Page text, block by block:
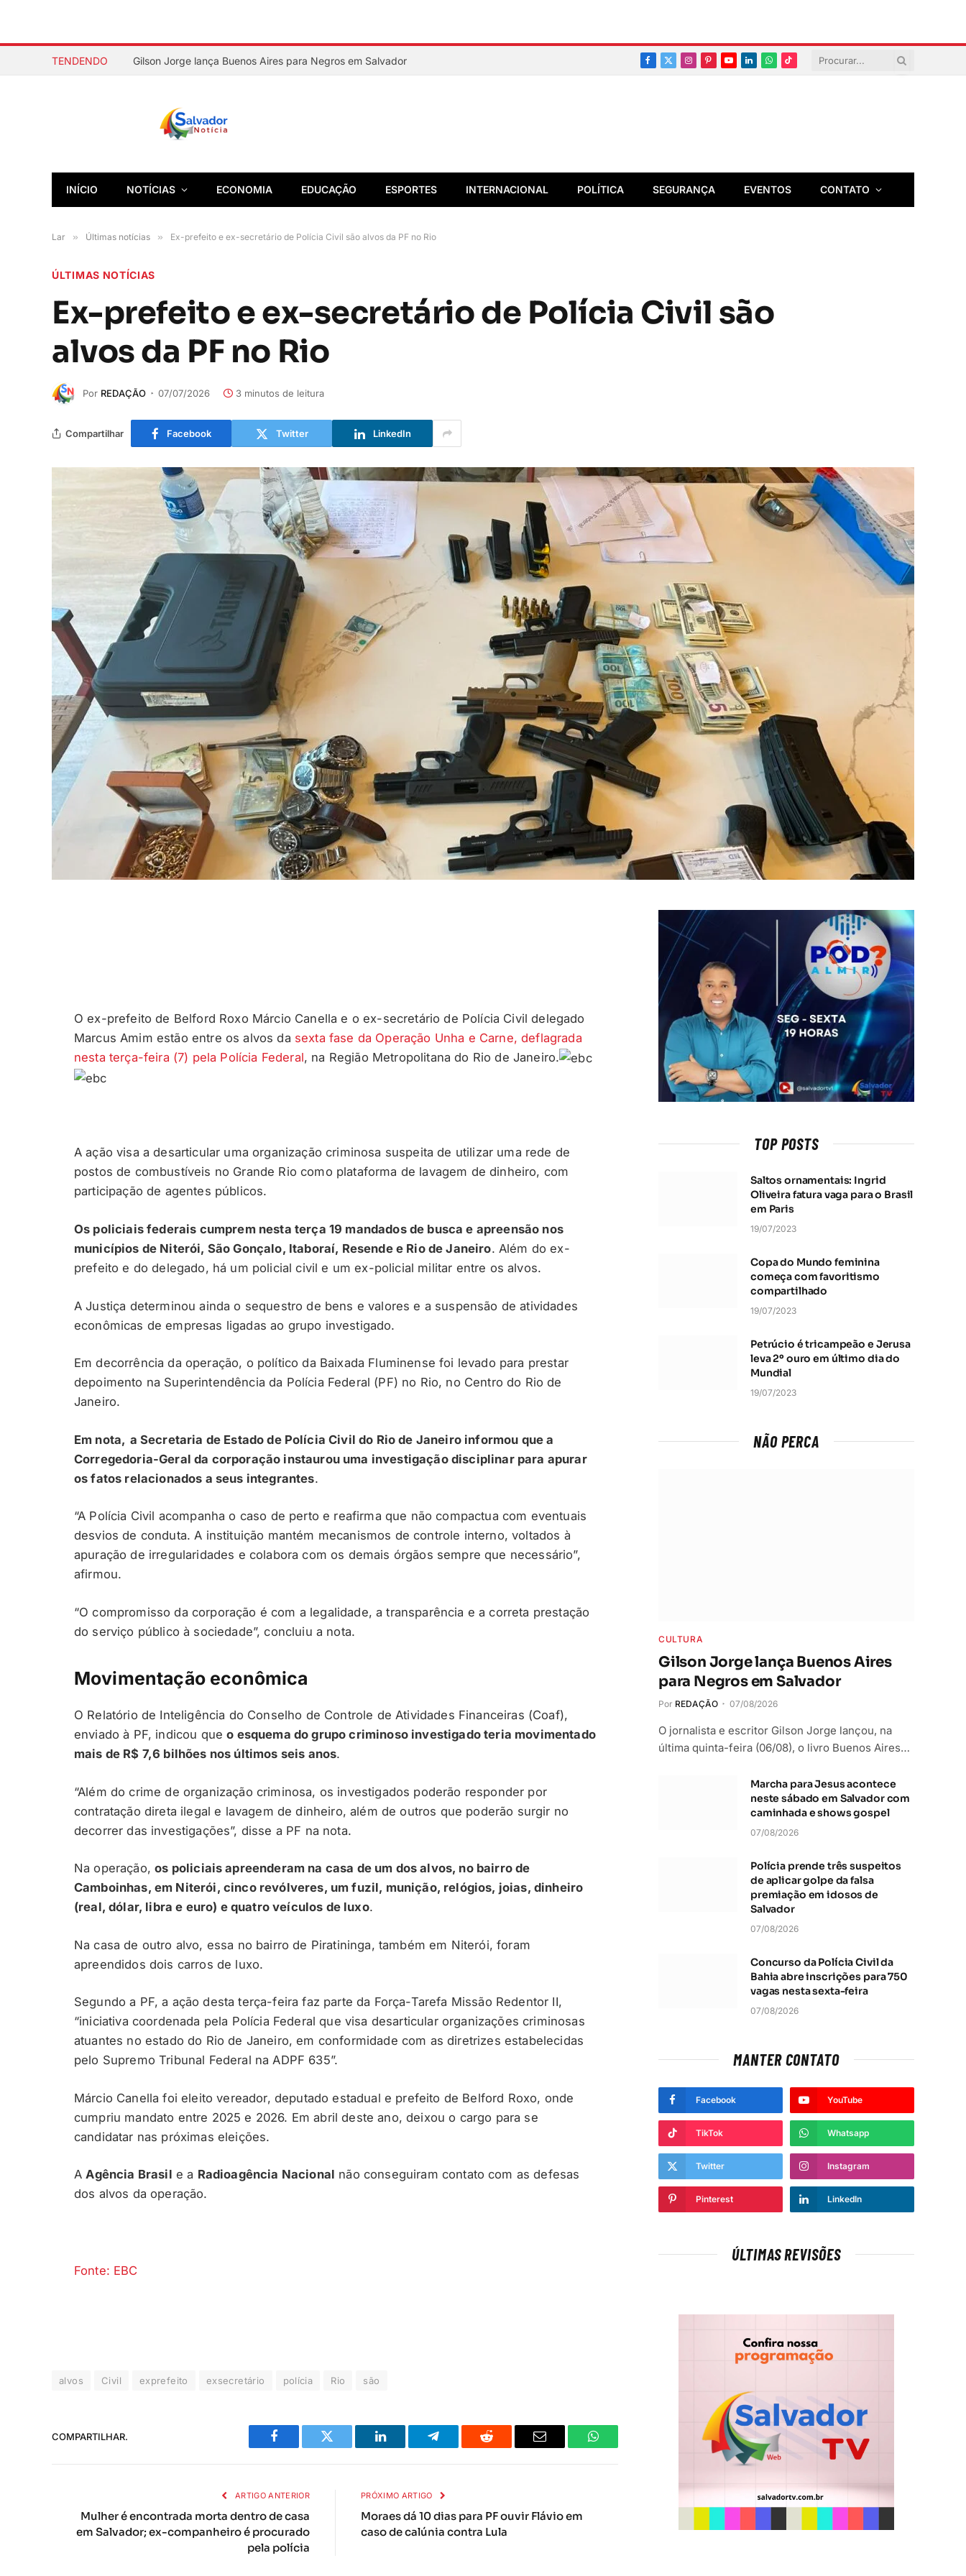
TENDENDO Gilson Jorge lança Buenos Aires para Negros em Salvador
Facebook
X
Instagram
PinterestYouTubeLinkedInWhatsapp
TikTok
INÍCIO NOTÍCIAS ECONOMIA EDUCAÇÃO ESPORTES INTERNACIONAL POLÍTICA SEGURANÇA EVENTOS CONTATO
Lar » Últimas notícias » Ex-prefeito e ex-secretário de Polícia Civil são alvos da PF no Rio
ÚLTIMAS NOTÍCIAS
Ex-prefeito e ex-secretário de Polícia Civil são
alvos da PF no Rio
Por REDAÇÃO 07/07/2026 3 minutos de leitura
Compartilhar Facebook Twitter LinkedIn
O ex-prefeito de Belford Roxo Márcio Canella e o ex-secretário de Polícia Civil delegado
Marcus Amim estão entre os alvos da sexta fase da Operação Unha e Carne, deflagrada
nesta terça-feira (7) pela Polícia Federal, na Região Metropolitana do Rio de Janeiro.
A ação visa a desarticular uma organização criminosa suspeita de utilizar uma rede de
postos de combustíveis no Grande Rio como plataforma de lavagem de dinheiro, com
participação de agentes públicos.
Os policiais federais cumprem nesta terça 19 mandados de busca e apreensão nos
municípios de Niterói, São Gonçalo, Itaboraí, Resende e Rio de Janeiro. Além do ex-
prefeito e do delegado, há um policial civil e um ex-policial militar entre os alvos.
A Justiça determinou ainda o sequestro de bens e valores e a suspensão de atividades
econômicas de empresas ligadas ao grupo investigado.
Em decorrência da operação, o político da Baixada Fluminense foi levado para prestar
depoimento na Superintendência da Polícia Federal (PF) no Rio, no Centro do Rio de
Janeiro.
Em nota, a Secretaria de Estado de Polícia Civil do Rio de Janeiro informou que a
Corregedoria-Geral da corporação instaurou uma investigação disciplinar para apurar
os fatos relacionados a seus integrantes.
“A Polícia Civil acompanha o caso de perto e reafirma que não compactua com eventuais
desvios de conduta. A instituição mantém mecanismos de controle interno, voltados à
apuração de irregularidades e colabora com os demais órgãos sempre que necessário”,
afirmou.
“O compromisso da corporação é com a legalidade, a transparência e a correta prestação
do serviço público à sociedade”, concluiu a nota.
Movimentação econômica
O Relatório de Inteligência do Conselho de Controle de Atividades Financeiras (Coaf),
enviado à PF, indicou queo esquema do grupo criminoso investigado teria movimentado
mais de R$ 7,6 bilhões nos últimos seis anos.
“Além do crime de organização criminosa, os investigados poderão responder por
contratação direta ilegal e lavagem de dinheiro, além de outros que poderão surgir no
decorrer das investigações”, disse a PF na nota.
Na operação,os policiais apreenderam na casa de um dos alvos, no bairro de
Camboinhas, em Niterói, cinco revólveres, um fuzil, munição, relógios, joias, dinheiro
(real, dólar, libra e euro) e quatro veículos de luxo.
Na casa de outro alvo, essa no bairro de Piratininga, também em Niterói, foram
apreendidos dois carros de luxo.
Segundo a PF, a ação desta terça-feira faz parte da Força-Tarefa Missão Redentor II,
“iniciativa coordenada pela Polícia Federal que visa desarticular organizações criminosas
atuantes no estado do Rio de Janeiro, em conformidade com as diretrizes estabelecidas
pelo Supremo Tribunal Federal na ADPF 635”.
Márcio Canella foi eleito vereador, deputado estadual e prefeito de Belford Roxo, onde
cumpriu mandato entre 2025 e 2026. Em abril deste ano, deixou o cargo para se
candidatar nas próximas eleições.
AAgência Brasil e a Radioagência Nacional não conseguiram contato com as defesas
dos alvos da operação.
Fonte: EBC
alvos Civil exprefeito exsecretário polícia Rio são
COMPARTILHAR.
Facebook Twitter LinkedIn TelegramaReddit
E-
Whatsapp
ARTIGO ANTERIOR
Mulher é encontrada morta dentro de casa
em Salvador; ex-companheiro é procurado
pela polícia
PRÓXIMO ARTIGO
Moraes dá 10 dias para PF ouvir Flávio em
caso de calúnia contra Lula
TOP POSTS
Saltos ornamentais: Ingrid
Oliveira fatura vaga para o Brasil
em Paris
19/07/2023
Copa do Mundo feminina
começa com favoritismo
compartilhado
19/07/2023
Petrúcio é tricampeão e Jerusa
leva 2º ouro em último dia do
Mundial
19/07/2023
NÃO PERCA
CULTURA
Gilson Jorge lança Buenos Aires
para Negros em Salvador
Por REDAÇÃO 07/08/2026
O jornalista e escritor Gilson Jorge lançou, na
última quinta-feira (06/08), o livro Buenos Aires…
Marcha para Jesus acontece
neste sábado em Salvador com
caminhada e shows gospel
07/08/2026
Polícia prende três suspeitos
de aplicar golpe da falsa
premiação em idosos de
Salvador
07/08/2026
Concurso da Polícia Civil da
Bahia abre inscrições para 750
vagas nesta sexta-feira
07/08/2026
MANTER CONTATO
Facebook YouTube
TikTok Whatsapp
Twitter Instagram
Pinterest LinkedIn
ÚLTIMAS REVISÕES